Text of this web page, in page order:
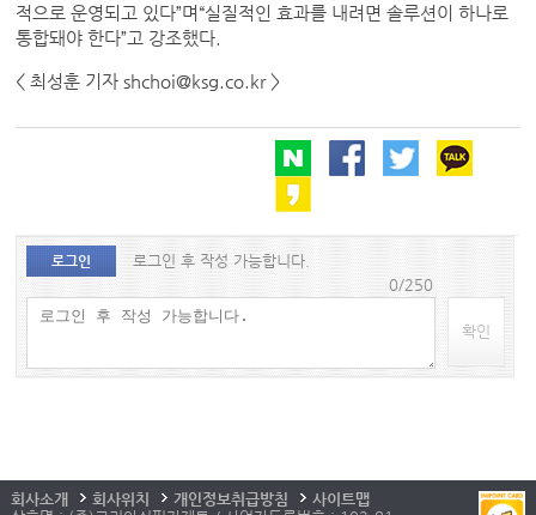
적으로 운영되고 있다”며“실질적인 효과를 내려면 솔루션이 하나로
통합돼야 한다”고 강조했다.
< 최성훈 기자 shchoi@ksg.co.kr >
로그인
로그인 후 작성 가능합니다.
0/250
확인
회사소개 회사위치 개인정보취급방침
사이트맵